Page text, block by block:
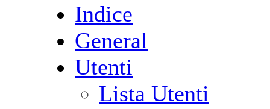
Indice
General
Utenti
Lista Utenti